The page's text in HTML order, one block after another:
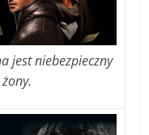
jest niebezpieczny